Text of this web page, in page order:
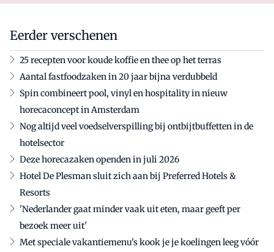
Eerder verschenen
25 recepten voor koude koffie en thee op het terras
Aantal fastfoodzaken in 20 jaar bijna verdubbeld
Spin combineert pool, vinyl en hospitality in nieuw
horecaconcept in Amsterdam
Nog altijd veel voedselverspilling bij ontbijtbuffetten in de
hotelsector
Deze horecazaken openden in juli 2026
Hotel De Plesman sluit zich aan bij Preferred Hotels &
Resorts
'Nederlander gaat minder vaak uit eten, maar geeft per
bezoek meer uit'
Met speciale vakantiemenu's kook je je koelingen leeg vóór